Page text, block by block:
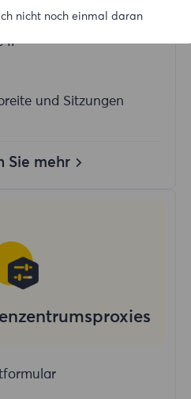
IP
und Sitzungen
Sie mehr
nicht noch einmal daran